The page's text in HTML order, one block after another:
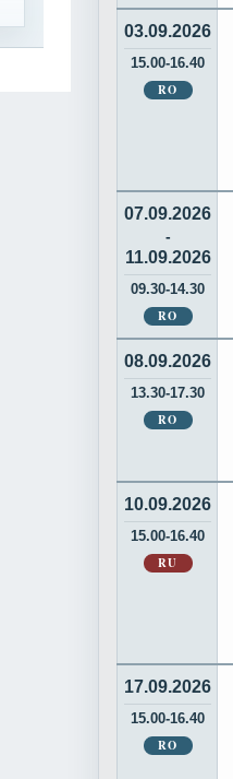
03.09.2026
15.00-16.40
RO
07.09.2026
-
11.09.2026
09.30-14.30
RO
08.09.2026
13.30-17.30
RO
10.09.2026
15.00-16.40
RU
17.09.2026
15.00-16.40
RO